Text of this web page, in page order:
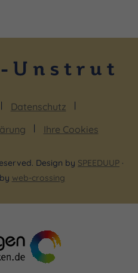
Datenschutz
Ihre Cookies
Design by SPEEDUUP ·
web-crossing